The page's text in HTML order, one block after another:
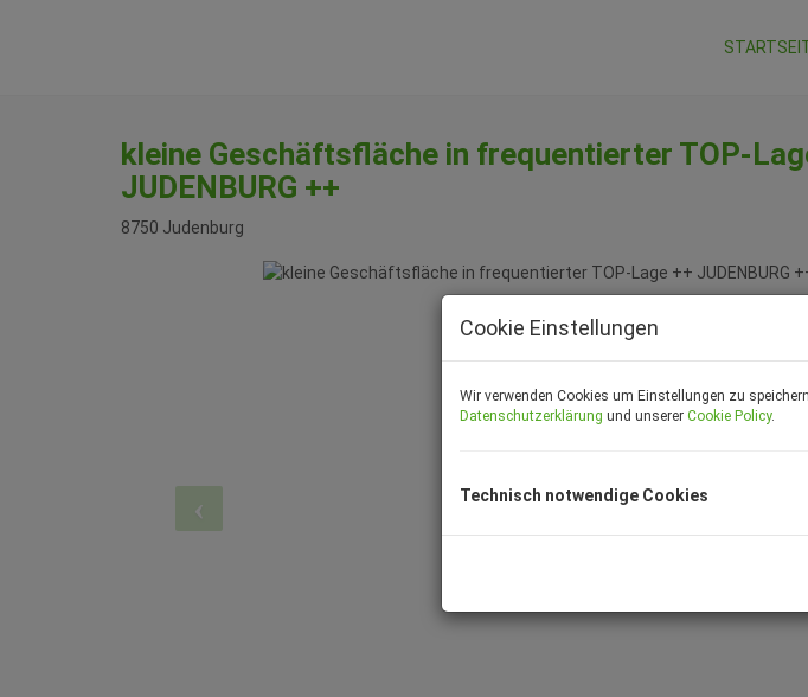
kleine Geschäftsfläche in frequentierter TOP-
JUDENBURG ++
8750 Judenburg
Cookie Einstellungen
Wir verwenden Cookies um Einstellungen zu
Datenschutzerklärung und unserer Cookie Policy.
Technisch notwendige Cookies